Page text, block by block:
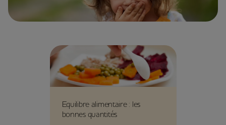
Equilibre alimentaire : les
bonnes quantités